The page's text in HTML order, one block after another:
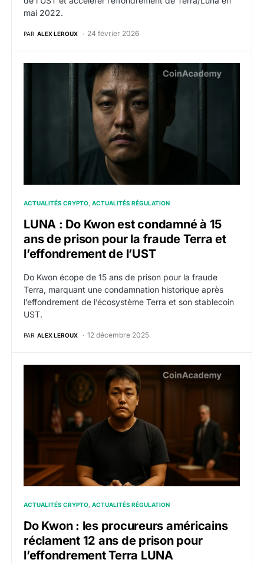
mai 2022.
PAR ALEX LEROUX 24 février 2026
LUNA : Do Kwon est condamné à 15 ans de prison
ACTUALITÉS CRYPTO ACTUALITÉS RÉGULATION
LUNA : Do Kwon est condamné à 15
ans de prison pour la fraude Terra et
l’effondrement de l’UST
Do Kwon écope de 15 ans de prison pour la fraude
Terra, marquant une condamnation historique après
l’effondrement de l’écosystème Terra et son stablecoin
UST.
PAR ALEX LEROUX 12 décembre 2025
Do Kwon : les procureurs américains réclament 12
ACTUALITÉS CRYPTO ACTUALITÉS RÉGULATION
Do Kwon : les procureurs américains
réclament 12 ans de prison pour
l’effondrement Terra LUNA